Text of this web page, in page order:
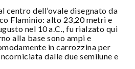
centro dell’ovale disegnato da
Flaminio: alto 23,20 metri e
nel 10 a.C., fu rialzato qui
alla base sono ampi e
in carrozzina per
dalle due semilune e